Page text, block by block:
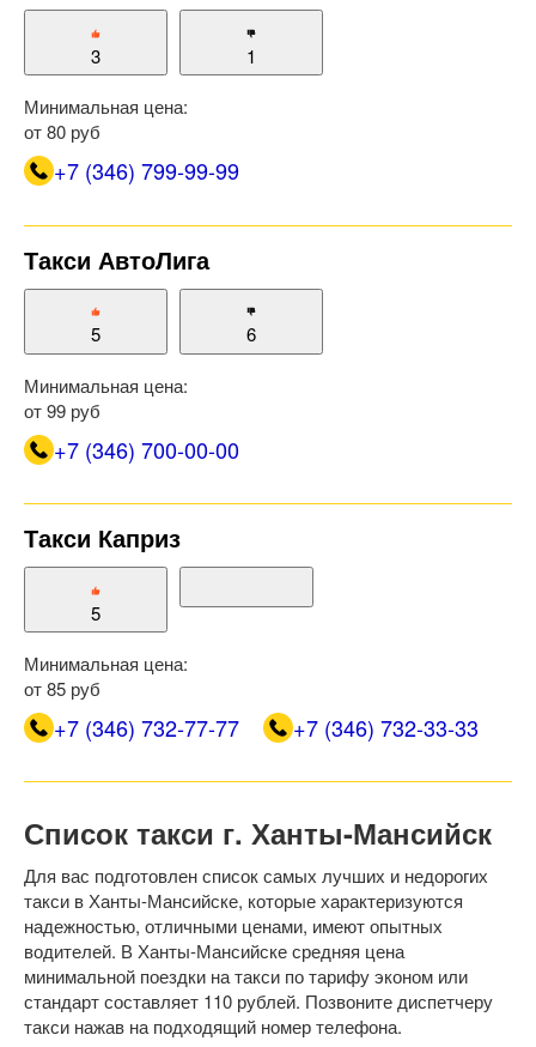
3 1
Минимальная цена:
от 80 руб
+7 (346) 799-99-99
Такси АвтоЛига
5 6
Минимальная цена:
от 99 руб
+7 (346) 700-00-00
Такси Каприз
5
Минимальная цена:
от 85 руб
+7 (346) 732-77-77 +7 (346) 732-33-33
Список такси г. Ханты-Мансийск
Для вас подготовлен список самых лучших и недорогих
такси в Ханты-Мансийске, которые характеризуются
надежностью, отличными ценами, имеют опытных
водителей. В Ханты-Мансийске средняя цена
минимальной поездки на такси по тарифу эконом или
стандарт составляет 110 рублей. Позвоните диспетчеру
такси нажав на подходящий номер телефона.